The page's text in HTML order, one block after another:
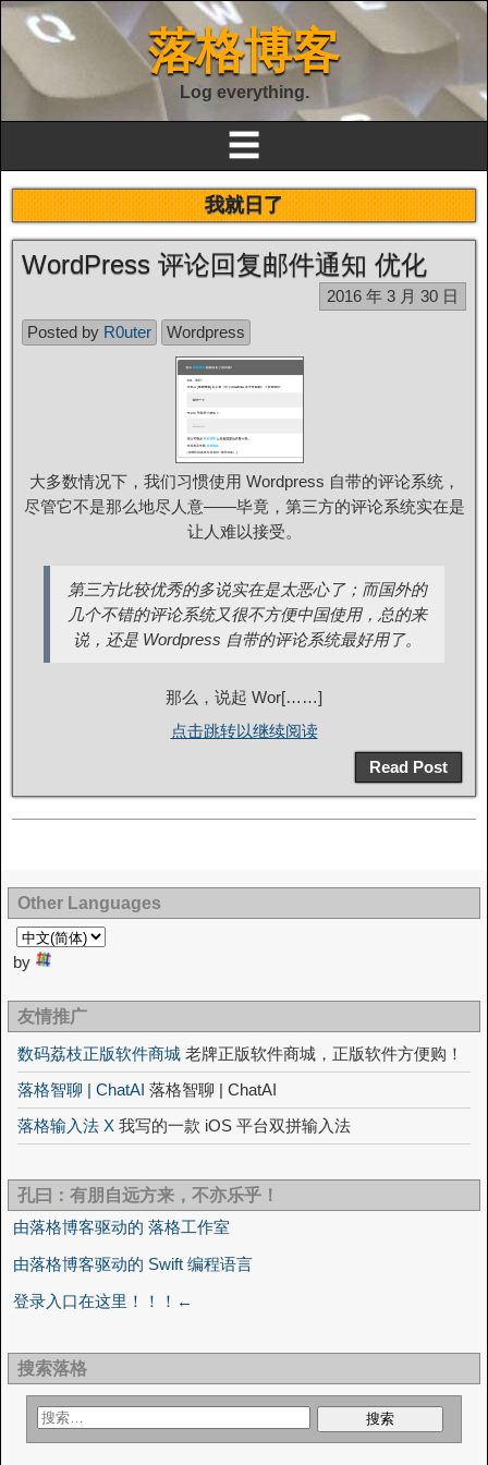
落格博客
Log everything.
☰
我就日了
WordPress 评论回复邮件通知 优化
2016 年 3 月 30 日
Posted by R0uter Wordpress
大多数情况下，我们习惯使用 Wordpress 自带的评论系统，
尽管它不是那么地尽人意——毕竟，第三方的评论系统实在是
让人难以接受。
第三方比较优秀的多说实在是太恶心了；而国外的
几个不错的评论系统又很不方便中国使用，总的来
说，还是 Wordpress 自带的评论系统最好用了。
那么，说起 Wor[……]
点击跳转以继续阅读
Read Post
Other Languages
by
友情推广
数码荔枝正版软件商城 老牌正版软件商城，正版软件方便购！
落格智聊 | ChatAI 落格智聊 | ChatAI
落格输入法 X 我写的一款 iOS 平台双拼输入法
孔曰：有朋自远方来，不亦乐乎！
由落格博客驱动的 落格工作室
由落格博客驱动的 Swift 编程语言
登录入口在这里！！！←
搜索落格